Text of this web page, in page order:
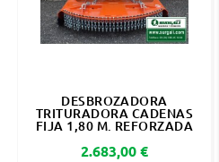
DESBROZADORA
TRITURADORA CADENAS
FIJA 1,80 M. REFORZADA
Precio
2.683,00 €